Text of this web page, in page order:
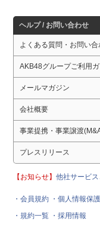
ヘルプ / お問い合わせ
よくある質問・お問い合
AKB48グループご利用
メールマガジン
会社概要
事業提携・事業譲渡
プレスリリース
【お知らせ】他社サービ
・会員規約 ・個人情報保
・規約一覧 ・採用情報